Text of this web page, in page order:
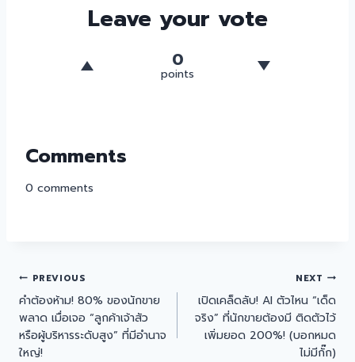
Leave your vote
0
points
Comments
0 comments
PREVIOUS
คำต้องห้าม! 80% ของนักขาย
พลาด เมื่อเจอ “ลูกค้าเจ้าสัว
หรือผู้บริหารระดับสูง” ที่มีอำนาจ
ใหญ่!
NEXT
เปิดเคล็ดลับ! AI ตัวไหน “เด็ด
จริง” ที่นักขายต้องมี ติดตัวไว้
เพิ่มยอด 200%! (บอกหมด
ไม่มีกั๊ก)